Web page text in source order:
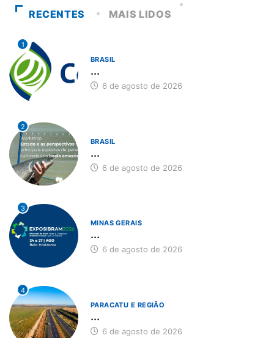
RECENTES MAIS LIDOS
1
BRASIL
...
6 de agosto de 2026
2
BRASIL
...
6 de agosto de 2026
3
MINAS GERAIS
...
6 de agosto de 2026
4
PARACATU E REGIÃO
...
6 de agosto de 2026